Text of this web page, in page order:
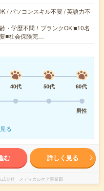
/ パソコンスキル不要 / 英語力不
・学歴不問！ブランクOK!■10名
■社会保険完…
40代 50代
60代
男性
る
む 詳しく見る
式会社 メディカルケア事業部